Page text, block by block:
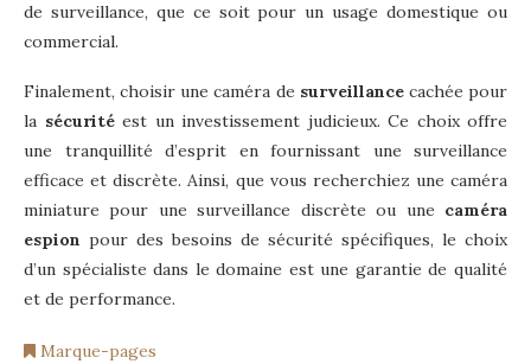
de surveillance, que ce soit pour un usage domestique ou
commercial.
Finalement, choisir une caméra de surveillancecachée pour
la sécuritéest un investissement judicieux. Ce choix offre
une tranquillité d’esprit en fournissant une surveillance
efficace et discrète. Ainsi, que vous recherchiez une caméra
miniature pour une surveillance discrète ou une caméra
espion pour des besoins de sécurité spécifiques, le choix
d’un spécialiste dans le domaine est une garantie de qualité
et de performance.
Marque-pages